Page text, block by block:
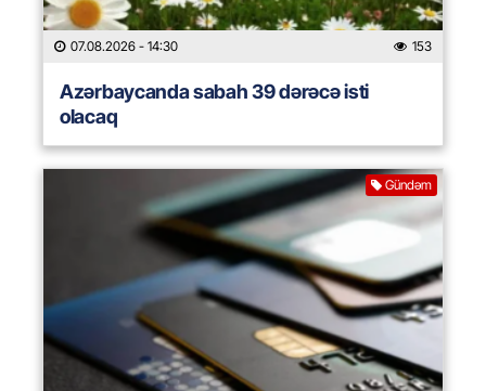
07.08.2026 - 14:30 153
Azərbaycanda sabah 39 dərəcə isti
olacaq
Gündəm